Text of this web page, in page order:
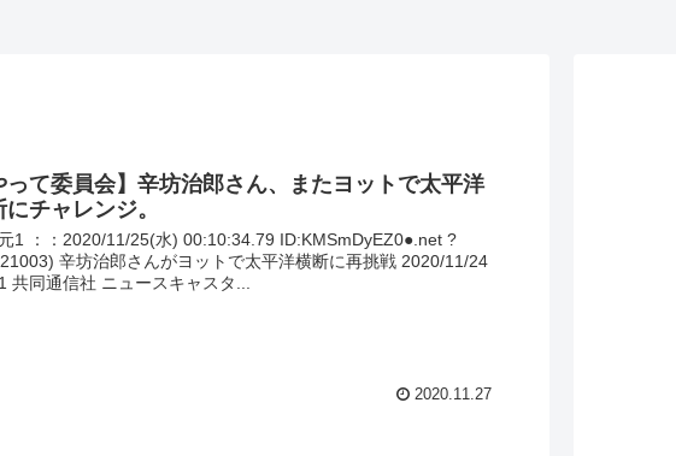
って委員会】辛坊治郎さん、またヨットで太平洋
にチャレンジ。
1 ：：2020/11/25(水) 00:10:34.79 ID:KMSmDyEZ0●.net ?
辛坊治郎さんがヨットで太平洋横断に再挑戦 2020/11/24
共同通信社 ニュースキャスタ...
2020.11.27